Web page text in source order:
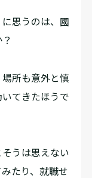
思うのは、國
所も意外と慎
てきたほうで
うは思えない
たり、就職せ